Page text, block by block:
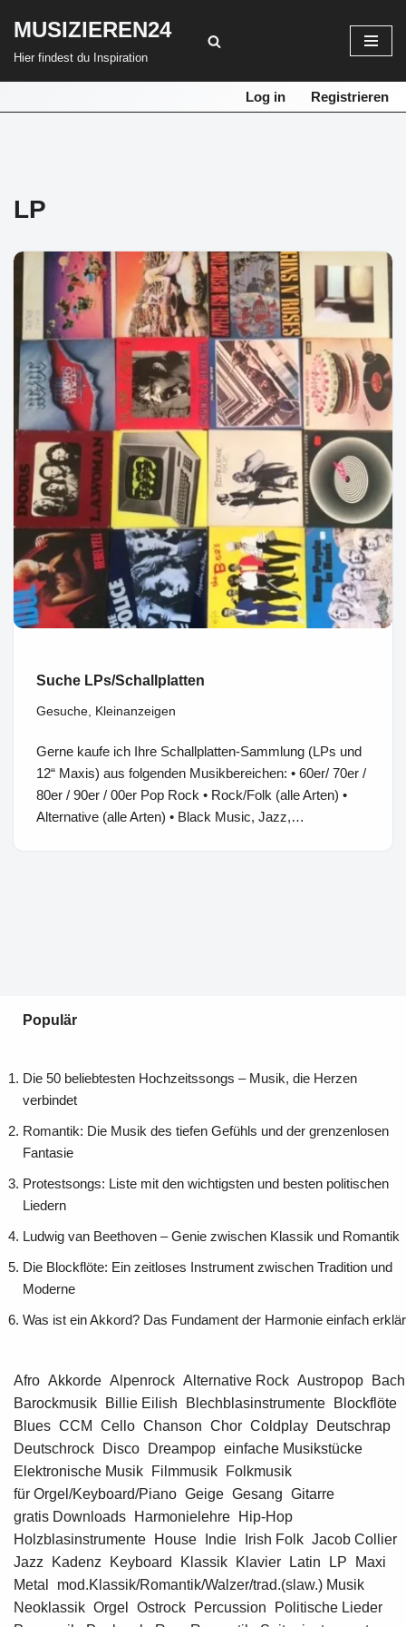
MUSIZIEREN24
Hier findest du Inspiration
Log in Registrieren
LP
Suche LPs/Schallplatten
Gesuche, Kleinanzeigen
Gerne kaufe ich Ihre Schallplatten-Sammlung (LPs und
12“ Maxis) aus folgenden Musikbereichen: • 60er/ 70er /
80er / 90er / 00er Pop Rock • Rock/Folk (alle Arten) •
Alternative (alle Arten) • Black Music, Jazz,…
Populär
Die 50 beliebtesten Hochzeitssongs – Musik, die Herzen
verbindet
Romantik: Die Musik des tiefen Gefühls und der grenzenlosen
Fantasie
Protestsongs: Liste mit den wichtigsten und besten politischen
Liedern
Ludwig van Beethoven – Genie zwischen Klassik und Romantik
Die Blockflöte: Ein zeitloses Instrument zwischen Tradition und
Moderne
Was ist ein Akkord? Das Fundament der Harmonie einfach
Afro Akkorde Alpenrock Alternative Rock Austropop
Bach
Barockmusik
Billie Eilish Blechblasinstrumente
Blockflöte
Blues CCM Cello Chanson Chor Coldplay
Deutschrap
Deutschrock
Disco Dreampop einfache Musikstücke
Elektronische Musik
Filmmusik
Folkmusik
für Orgel/Keyboard/Piano Geige Gesang Gitarre
gratis Downloads
Harmonielehre
Hip-Hop
Holzblasinstrumente
House Indie Irish Folk Jacob Collier
Jazz
Kadenz Keyboard Klassik Klavier Latin LP
Maxi
Metal
mod.Klassik/Romantik/Walzer/trad.(slaw.) Musik
Neoklassik Orgel Ostrock Percussion
Politische Lieder